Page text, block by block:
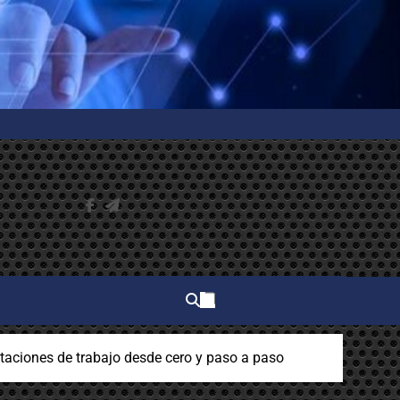
de trabajo desde cero y paso a paso